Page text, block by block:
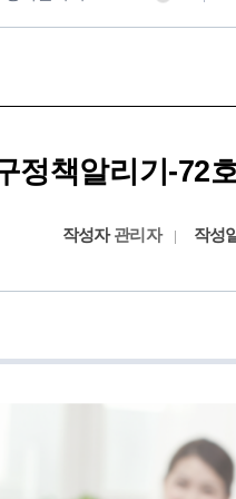
정책알리기-72
작성자관리자 작성